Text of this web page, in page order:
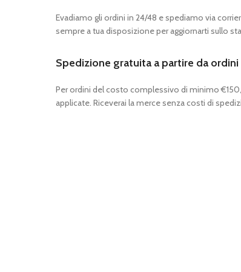
Evadiamo gli ordini in 24/48 e spediamo via
sempre a tua disposizione per aggiornarti sullo
Spedizione gratuita a partire da ordini
Per ordini del costo complessivo di minimo
applicate. Riceverai la merce senza costi di